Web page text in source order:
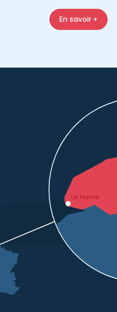
En savoir +